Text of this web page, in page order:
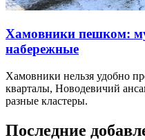
Хамовники пешком:
набережные
Хамовники нельзя удобно
кварталы, Новодевичий
разные кластеры.
Последние